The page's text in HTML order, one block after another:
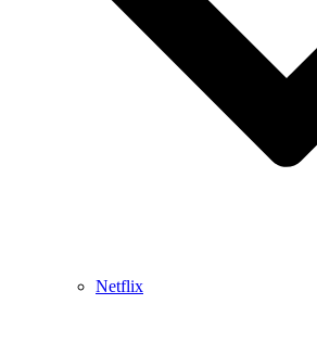
Netflix